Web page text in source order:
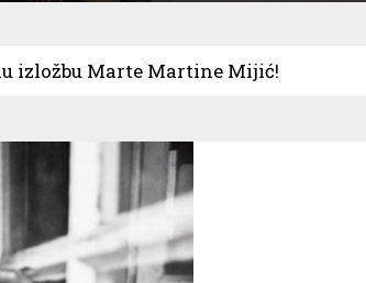
izložbu Marte Martine Mijić!